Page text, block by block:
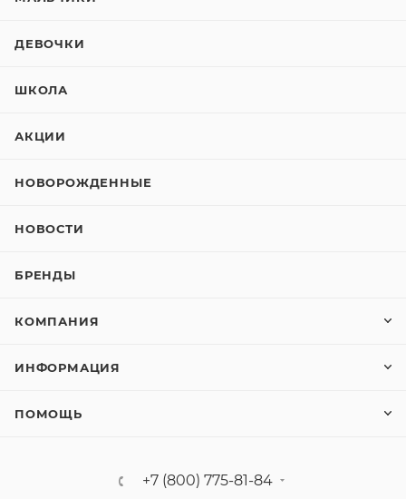
ДЕВОЧКИ
ШКОЛА
АКЦИИ
НОВОРОЖДЕННЫЕ
НОВОСТИ
БРЕНДЫ
КОМПАНИЯ
ИНФОРМАЦИЯ
ПОМОЩЬ
+7 (800) 775-81-84